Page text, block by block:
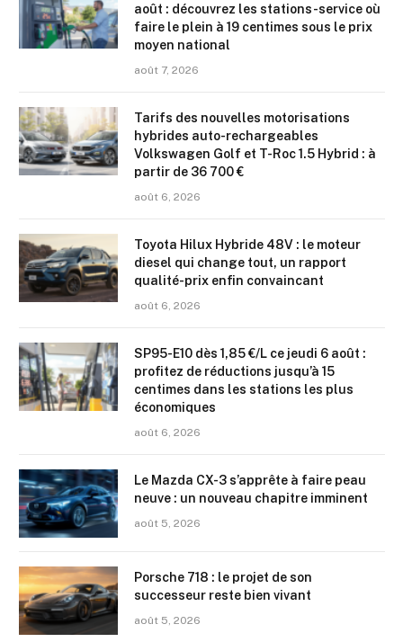
août : découvrez les stations-service où
faire le plein à 19 centimes sous le prix
moyen national
août 7, 2026
Tarifs des nouvelles motorisations
hybrides auto-rechargeables
Volkswagen Golf et T-Roc 1.5 Hybrid : à
partir de 36 700 €
août 6, 2026
Toyota Hilux Hybride 48V : le moteur
diesel qui change tout, un rapport
qualité-prix enfin convaincant
août 6, 2026
SP95-E10 dès 1,85 €/L ce jeudi 6 août :
profitez de réductions jusqu’à 15
centimes dans les stations les plus
économiques
août 6, 2026
Le Mazda CX-3 s’apprête à faire peau
neuve : un nouveau chapitre imminent
août 5, 2026
Porsche 718 : le projet de son
successeur reste bien vivant
août 5, 2026